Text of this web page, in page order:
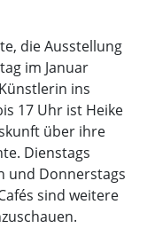
die Ausstellung
im Januar
ins
17 Uhr ist Heike
über ihre
Dienstags
und Donnerstags
sind weitere